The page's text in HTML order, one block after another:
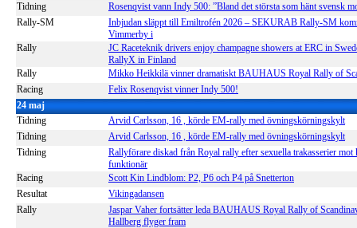
Tidning
Rosenqvist vann Indy 500: ”Bland det största som hänt svensk
Rally-SM
Inbjudan släppt till Emiltrofén 2026 – SEKURAB Rally-SM
Vimmerby i
Rally
JC Raceteknik drivers enjoy champagne showers at ERC in
RallyX in Finland
Rally
Mikko Heikkilä vinner dramatiskt BAUHAUS Royal Rally of
Racing
Felix Rosenqvist vinner Indy 500!
24 maj
Tidning
Arvid Carlsson, 16 , körde EM-rally med övningskörningskylt
Tidning
Arvid Carlsson, 16 , körde EM-rally med övningskörningskylt
Tidning
Rallyförare diskad från Royal rally efter sexuella trakasserier
funktionär
Racing
Scott Kin Lindblom: P2, P6 och P4 på Snetterton
Resultat
Vikingadansen
Rally
Jaspar Vaher fortsätter leda BAUHAUS Royal Rally of
Hallberg flyger fram